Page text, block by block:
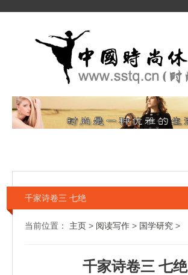
千家诗卷三 七绝
当前位置： 主页 > 阅读写作 > 国学研究 >
千家诗卷三 七绝